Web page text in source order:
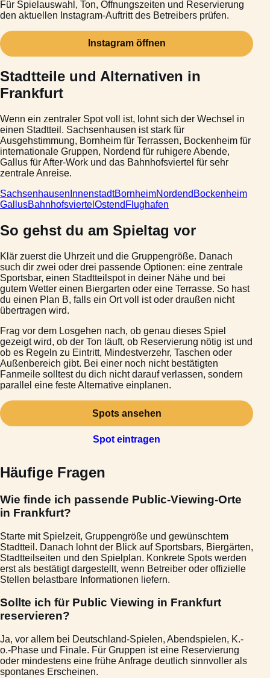
Für Spielauswahl, Ton, Öffnungszeiten und Reservierung
den aktuellen Instagram-Auftritt des Betreibers prüfen.
Instagram öffnen
Stadtteile und Alternativen in
Frankfurt
Wenn ein zentraler Spot voll ist, lohnt sich der Wechsel in
einen Stadtteil. Sachsenhausen ist stark für
Ausgehstimmung, Bornheim für Terrassen, Bockenheim für
internationale Gruppen, Nordend für ruhigere Abende,
Gallus für After-Work und das Bahnhofsviertel für sehr
zentrale Anreise.
Sachsenhausen InnenstadtBornheimNordend Bockenheim
GallusBahnhofsviertel Ostend Flughafen
So gehst du am Spieltag vor
Klär zuerst die Uhrzeit und die Gruppengröße. Danach
such dir zwei oder drei passende Optionen: eine zentrale
Sportsbar, einen Stadtteilspot in deiner Nähe und bei
gutem Wetter einen Biergarten oder eine Terrasse. So hast
du einen Plan B, falls ein Ort voll ist oder draußen nicht
übertragen wird.
Frag vor dem Losgehen nach, ob genau dieses Spiel
gezeigt wird, ob der Ton läuft, ob Reservierung nötig ist und
ob es Regeln zu Eintritt, Mindestverzehr, Taschen oder
Außenbereich gibt. Bei einer noch nicht bestätigten
Fanmeile solltest du dich nicht darauf verlassen, sondern
parallel eine feste Alternative einplanen.
Spots ansehen
Spot eintragen
Häufige Fragen
Wie finde ich passende Public-Viewing-Orte
in Frankfurt?
Starte mit Spielzeit, Gruppengröße und gewünschtem
Stadtteil. Danach lohnt der Blick auf Sportsbars, Biergärten,
Stadtteilseiten und den Spielplan. Konkrete Spots werden
erst als bestätigt dargestellt, wenn Betreiber oder offizielle
Stellen belastbare Informationen liefern.
Sollte ich für Public Viewing in Frankfurt
reservieren?
Ja, vor allem bei Deutschland-Spielen, Abendspielen, K.-
o.-Phase und Finale. Für Gruppen ist eine Reservierung
oder mindestens eine frühe Anfrage deutlich sinnvoller als
spontanes Erscheinen.